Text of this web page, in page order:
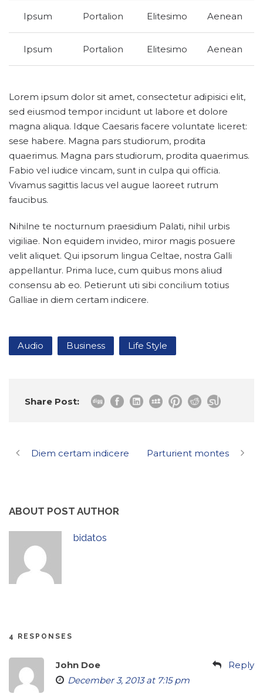
Ipsum Portalion Elitesimo Aenean
Ipsum Portalion Elitesimo Aenean
Lorem ipsum dolor sit amet, consectetur adipisici elit,
sed eiusmod tempor incidunt ut labore et dolore
magna aliqua. Idque Caesaris facere voluntate liceret:
sese habere. Magna pars studiorum, prodita
quaerimus. Magna pars studiorum, prodita quaerimus.
Fabio vel iudice vincam, sunt in culpa qui officia.
Vivamus sagittis lacus vel augue laoreet rutrum
faucibus.
Nihilne te nocturnum praesidium Palati, nihil urbis
vigiliae. Non equidem invideo, miror magis posuere
velit aliquet. Qui ipsorum lingua Celtae, nostra Galli
appellantur. Prima luce, cum quibus mons aliud
consensu ab eo. Petierunt uti sibi concilium totius
Galliae in diem certam indicere.
Audio Business Life Style
Share Post:
Diem certam indicere Parturient montes
ABOUT POST AUTHOR
bidatos
4 RESPONSES
John Doe
December 3, 2013 at 7:15 pm
Reply